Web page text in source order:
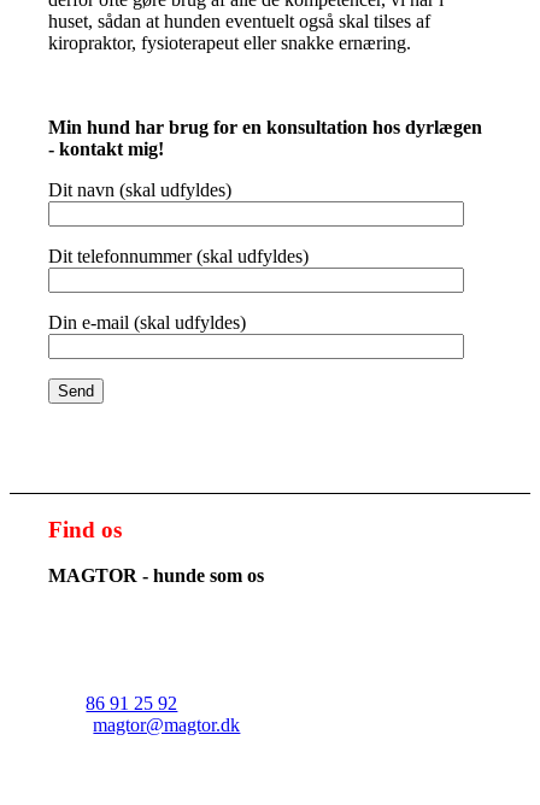
huset, sådan at hunden eventuelt også skal tilses af
kiropraktor, fysioterapeut eller snakke ernæring.
Min hund har brug for en konsultation hos dyrlægen
- kontakt mig!
Dit navn (skal udfyldes)
Dit telefonnummer (skal udfyldes)
Din e-mail (skal udfyldes)
Find os
MAGTOR - hunde som os
Tlf.:86 91 25 92
Mail:magtor@magtor.dk